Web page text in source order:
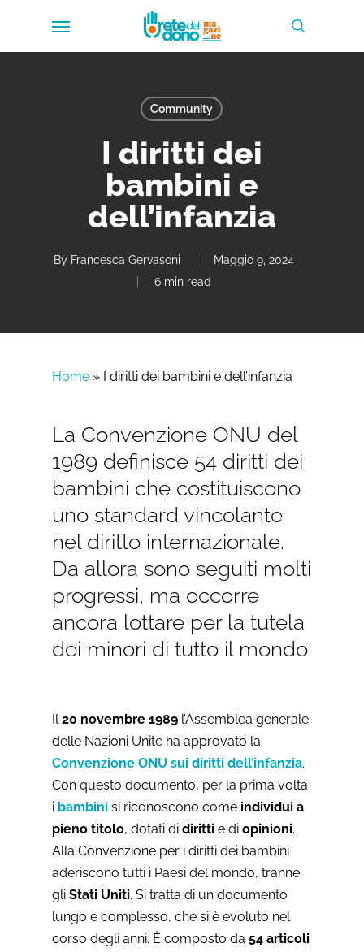
main
search
Community
I diritti dei
bambini e
dell’infanzia
By Francesca Gervasoni
Maggio 9, 2024
6 min read
Home » I diritti dei bambini e dell’infanzia
La Convenzione ONU del
1989 definisce 54 diritti dei
bambini che costituiscono
uno standard vincolante
nel diritto internazionale.
Da allora sono seguiti molti
progressi, ma occorre
ancora lottare per la tutela
dei minori di tutto il mondo
Il20 novembre 1989 l’Assemblea generale
delle Nazioni Unite ha approvato la
Convenzione ONU sui diritti dell’infanzia.
Con questo documento, per la prima volta
i bambini si riconoscono come individui a
pieno titolo, dotati di diritti e di opinioni.
Alla Convenzione per i diritti dei bambini
aderiscono tutti i Paesi del mondo, tranne
gli Stati Uniti. Si tratta di un documento
lungo e complesso, che si è evoluto nel
corso degli anni. È composto da 54 articoli